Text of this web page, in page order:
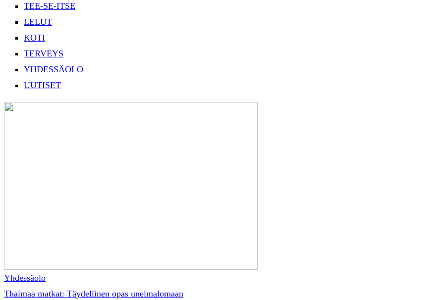
TEE-SE-ITSE
LELUT
KOTI
TERVEYS
YHDESSÄOLO
UUTISET
Yhdessäolo
Thaimaa matkat: Täydellinen opas unelmalomaan